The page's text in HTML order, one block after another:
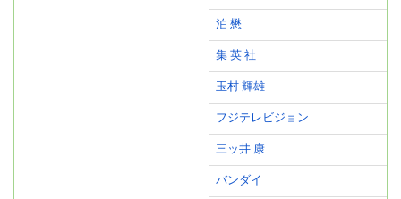
泊 懋
集 英 社
玉村 輝雄
フジテレビジョン
三ッ井 康
バンダイ